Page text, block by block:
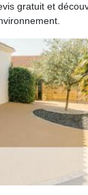
gratuit et